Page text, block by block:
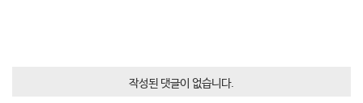
작성된 댓글이 없습니다.